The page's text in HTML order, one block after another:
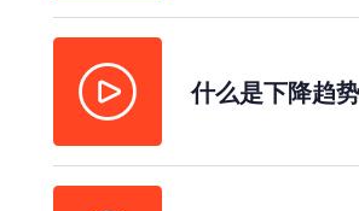
什么是下降趋